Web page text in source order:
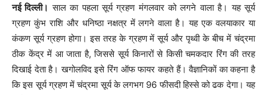
नई दिल्ली। साल का पहला सूर्य ग्रहण मंगलवार को लगने वाला है। यह सूर्य
ग्रहण कुंभ राशि और धनिष्ठा नक्षत्र में लगने वाला है। यह एक वलयाकार या
कंकण सूर्य ग्रहण होगा। इस तरह के ग्रहण में सूर्य और पृथ्वी के बीच में चंद्रमा
ठीक केंद्र में आ जाता है, जिससे सूर्य किनारों से किसी चमकदार रिंग की तरह
दिखाई देता है। खगोलविद इसे रिंग ऑफ फायर कहते हैं। वैज्ञानिकों का कहना है
कि इस सूर्य ग्रहण में चंद्रमा सूर्य के लगभग 96 फीसदी हिस्से को ढक देगा। यह